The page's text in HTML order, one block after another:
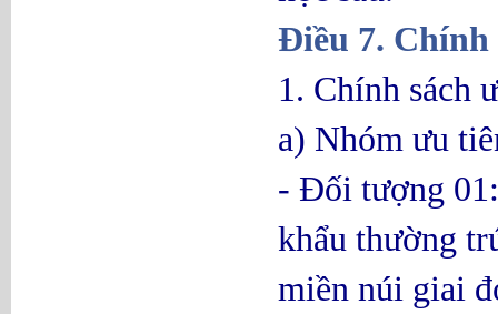
Điều 7. Chính
1. Chính sách
a) Nhóm ưu
- Đối tượng
khẩu thường
miền núi giai